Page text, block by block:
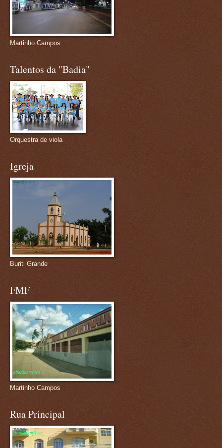
Martinho Campos
Talentos da "Badia"
Orquestra de viola
Igreja
Buriti Grande
FMF
Martinho Campos
Rua Principal